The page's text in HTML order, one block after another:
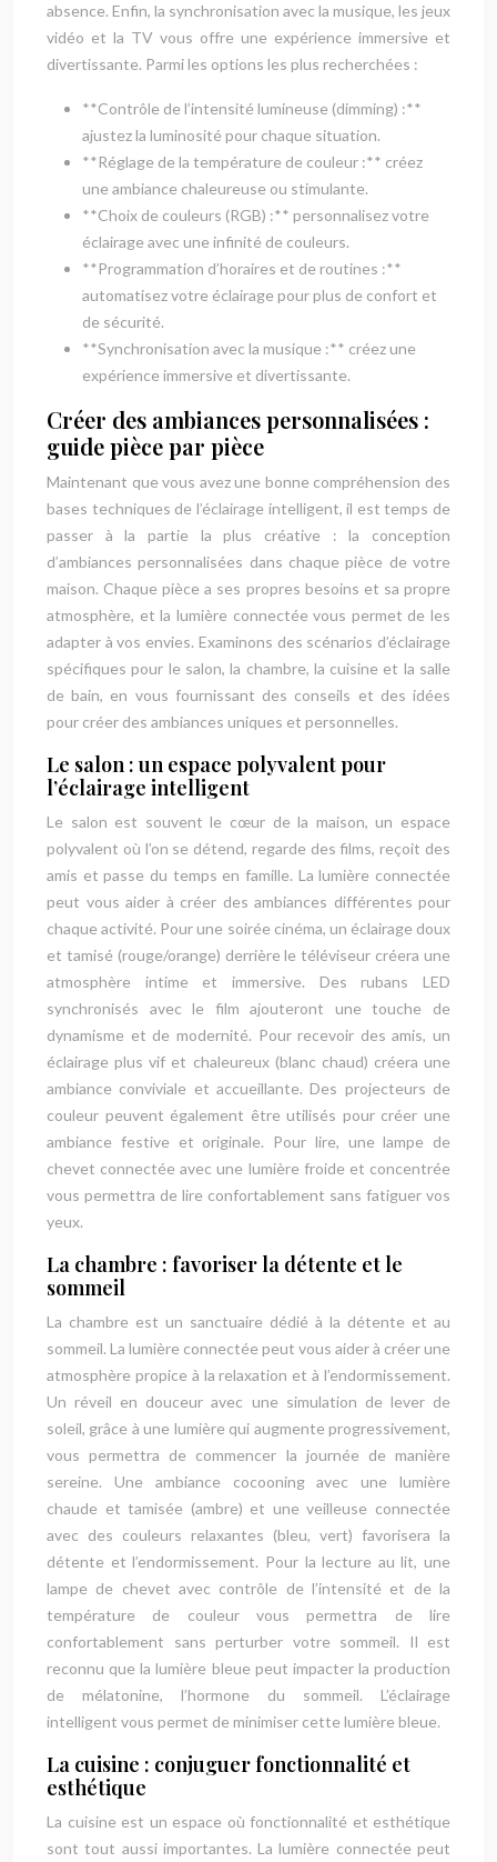
absence. Enfin, la synchronisation avec la musique, les jeux
vidéo et la TV vous offre une expérience immersive et
divertissante. Parmi les options les plus recherchées :
**Contrôle de l’intensité lumineuse (dimming) :**
ajustez la luminosité pour chaque situation.
**Réglage de la température de couleur :** créez
une ambiance chaleureuse ou stimulante.
**Choix de couleurs (RGB) :** personnalisez votre
éclairage avec une infinité de couleurs.
**Programmation d’horaires et de routines :**
automatisez votre éclairage pour plus de confort et
de sécurité.
**Synchronisation avec la musique :** créez une
expérience immersive et divertissante.
Créer des ambiances personnalisées :
guide pièce par pièce
Maintenant que vous avez une bonne compréhension des
bases techniques de l’éclairage intelligent, il est temps de
passer à la partie la plus créative : la conception
d’ambiances personnalisées dans chaque pièce de votre
maison. Chaque pièce a ses propres besoins et sa propre
atmosphère, et la lumière connectée vous permet de les
adapter à vos envies. Examinons des scénarios d’éclairage
spécifiques pour le salon, la chambre, la cuisine et la salle
de bain, en vous fournissant des conseils et des idées
pour créer des ambiances uniques et personnelles.
Le salon : un espace polyvalent pour
l’éclairage intelligent
Le salon est souvent le cœur de la maison, un espace
polyvalent où l’on se détend, regarde des films, reçoit des
amis et passe du temps en famille. La lumière connectée
peut vous aider à créer des ambiances différentes pour
chaque activité. Pour une soirée cinéma, un éclairage doux
et tamisé (rouge/orange) derrière le téléviseur créera une
atmosphère intime et immersive. Des rubans LED
synchronisés avec le film ajouteront une touche de
dynamisme et de modernité. Pour recevoir des amis, un
éclairage plus vif et chaleureux (blanc chaud) créera une
ambiance conviviale et accueillante. Des projecteurs de
couleur peuvent également être utilisés pour créer une
ambiance festive et originale. Pour lire, une lampe de
chevet connectée avec une lumière froide et concentrée
vous permettra de lire confortablement sans fatiguer vos
yeux.
La chambre : favoriser la détente et le
sommeil
La chambre est un sanctuaire dédié à la détente et au
sommeil. La lumière connectée peut vous aider à créer une
atmosphère propice à la relaxation et à l’endormissement.
Un réveil en douceur avec une simulation de lever de
soleil, grâce à une lumière qui augmente progressivement,
vous permettra de commencer la journée de manière
sereine. Une ambiance cocooning avec une lumière
chaude et tamisée (ambre) et une veilleuse connectée
avec des couleurs relaxantes (bleu, vert) favorisera la
détente et l’endormissement. Pour la lecture au lit, une
lampe de chevet avec contrôle de l’intensité et de la
température de couleur vous permettra de lire
confortablement sans perturber votre sommeil. Il est
reconnu que la lumière bleue peut impacter la production
de mélatonine, l’hormone du sommeil. L’éclairage
intelligent vous permet de minimiser cette lumière bleue.
La cuisine : conjuguer fonctionnalité et
esthétique
La cuisine est un espace où fonctionnalité et esthétique
sont tout aussi importantes. La lumière connectée peut